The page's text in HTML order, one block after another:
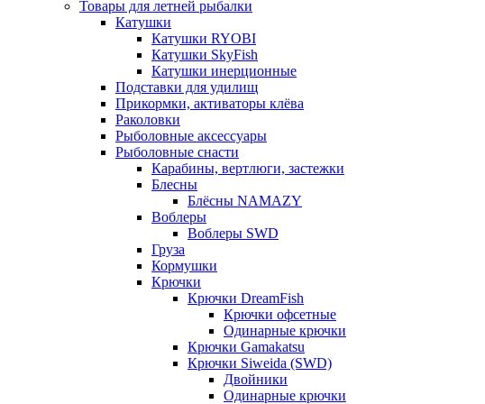
Товары для летней рыбалки
Катушки
Катушки RYOBI
Катушки SkyFish
Катушки инерционные
Подставки для удилищ
Прикормки, активаторы клёва
Раколовки
Рыболовные аксессуары
Рыболовные снасти
Карабины, вертлюги, застежки
Блесны
Блёсны NAMAZY
Воблеры
Воблеры SWD
Груза
Кормушки
Крючки
Крючки DreamFish
Крючки офсетные
Одинарные крючки
Крючки Gamakatsu
Крючки Siweida (SWD)
Двойники
Одинарные крючки